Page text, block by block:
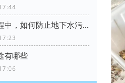
贵金属废料回收处理过程中，如何防止地下水污染？
有哪些